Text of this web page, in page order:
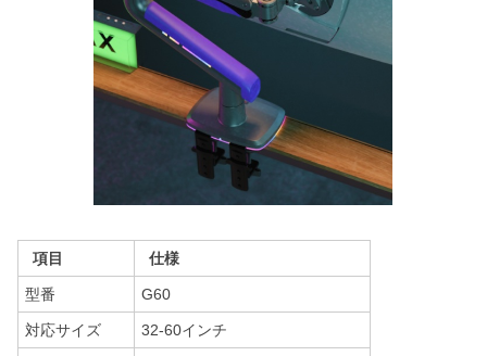
項目 仕様
型番 G60
対応サイズ 32-60インチ